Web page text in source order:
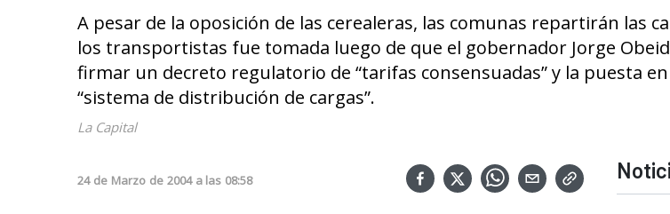
A pesar de la oposición de las cerealeras, las comunas repartirán las
los transportistas fue tomada luego de que el gobernador Jorge
firmar un decreto regulatorio de “tarifas consensuadas” y la puesta
“sistema de distribución de cargas”.
La Capital
24 de Marzo de 2004 a las 08:58